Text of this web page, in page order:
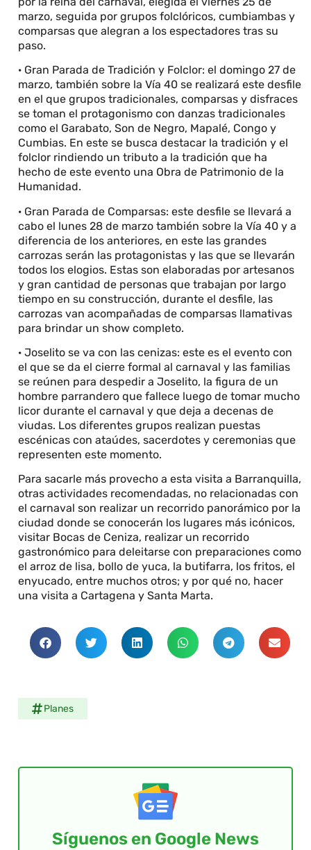
marzo, seguida por grupos folclóricos, cumbiambas y
comparsas que alegran a los espectadores tras su
paso.
· Gran Parada de Tradición y Folclor: el domingo 27 de
marzo, también sobre la Vía 40 se realizará este desfile
en el que grupos tradicionales, comparsas y disfraces
se toman el protagonismo con danzas tradicionales
como el Garabato, Son de Negro, Mapalé, Congo y
Cumbias. En este se busca destacar la tradición y el
folclor rindiendo un tributo a la tradición que ha
hecho de este evento una Obra de Patrimonio de la
Humanidad.
· Gran Parada de Comparsas: este desfile se llevará a
cabo el lunes 28 de marzo también sobre la Vía 40 y a
diferencia de los anteriores, en este las grandes
carrozas serán las protagonistas y las que se llevarán
todos los elogios. Estas son elaboradas por artesanos
y gran cantidad de personas que trabajan por largo
tiempo en su construcción, durante el desfile, las
carrozas van acompañadas de comparsas llamativas
para brindar un show completo.
· Joselito se va con las cenizas: este es el evento con
el que se da el cierre formal al carnaval y las familias
se reúnen para despedir a Joselito, la figura de un
hombre parrandero que fallece luego de tomar mucho
licor durante el carnaval y que deja a decenas de
viudas. Los diferentes grupos realizan puestas
escénicas con ataúdes, sacerdotes y ceremonias que
representen este momento.
Para sacarle más provecho a esta visita a Barranquilla,
otras actividades recomendadas, no relacionadas con
el carnaval son realizar un recorrido panorámico por la
ciudad donde se conocerán los lugares más icónicos,
visitar Bocas de Ceniza, realizar un recorrido
gastronómico para deleitarse con preparaciones como
el arroz de lisa, bollo de yuca, la butifarra, los fritos, el
enyucado, entre muchos otros; y por qué no, hacer
una visita a Cartagena y Santa Marta.
Planes
Síguenos en Google News